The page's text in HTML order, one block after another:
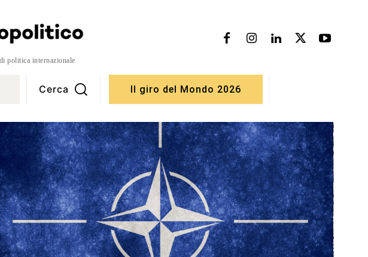
politica internazionale
Cerca Il giro del Mondo 2026